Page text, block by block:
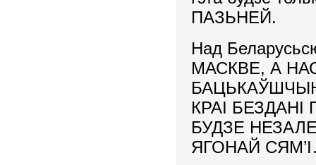
ПАЗЬНЕЙ.
Над
МАСКВЕ, А
КРАІ
БУДЗЕ
ЯГОНАЙ